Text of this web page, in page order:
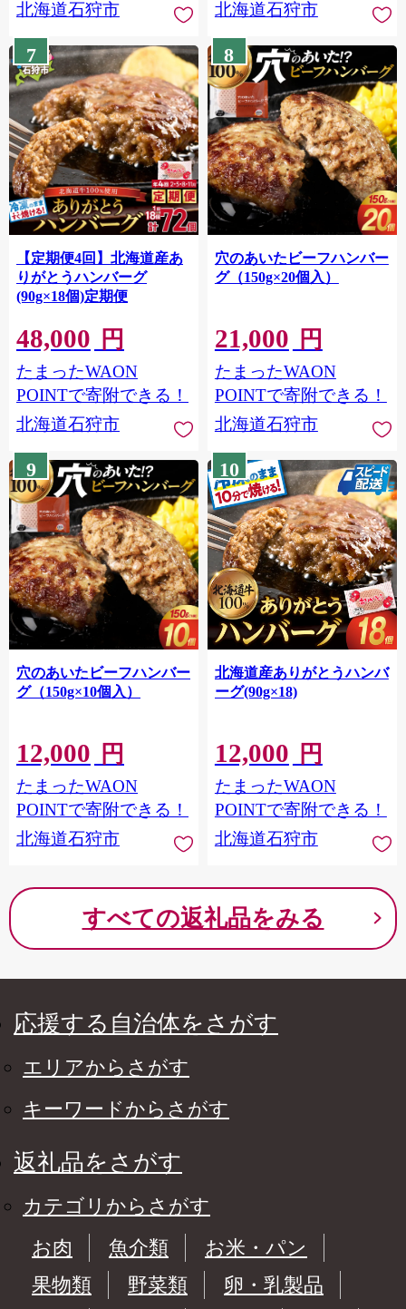
北海道石狩市 北海道石狩市
7
【定期便4回】北海道産あ
りがとうハンバーグ
(90g×18個)定期便
48,000 円
たまったWAON
POINTで寄附できる！
北海道石狩市
8
穴のあいたビーフハンバー
グ（150g×20個入）
21,000 円
たまったWAON
POINTで寄附できる！
北海道石狩市
9
穴のあいたビーフハンバー
グ（150g×10個入）
12,000 円
たまったWAON
POINTで寄附できる！
北海道石狩市
10
北海道産ありがとうハンバ
ーグ(90g×18)
12,000 円
たまったWAON
POINTで寄附できる！
北海道石狩市
すべての返礼品をみる
応援する自治体をさがす
エリアからさがす
キーワードからさがす
返礼品をさがす
カテゴリからさがす
お肉
魚介類
お米・パン
果物類
野菜類
卵・乳製品